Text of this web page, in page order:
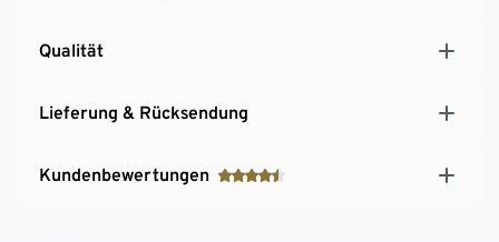
Qualität
Lieferung & Rücksendung
Kundenbewertungen